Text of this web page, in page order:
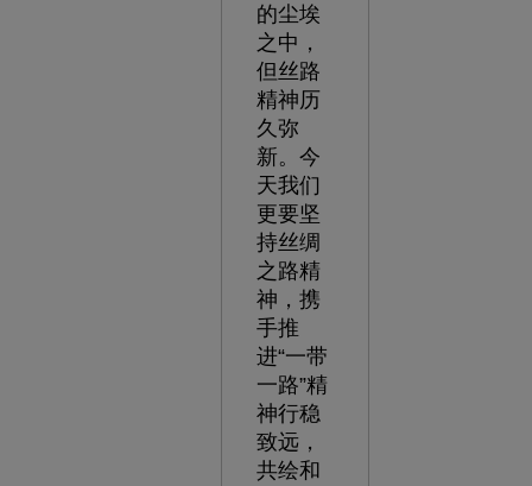
的尘埃
之中，
但丝路
精神历
久弥
新。今
天我们
更要坚
持丝绸
之路精
神，携
手推
进“一带
一路”精
神行稳
致远，
共绘和